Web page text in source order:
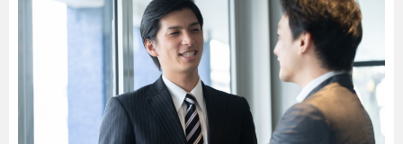
ニュース
グルメ スキル